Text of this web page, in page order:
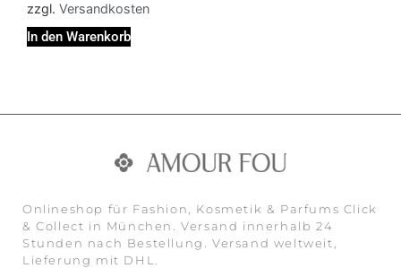
zzgl. Versandkosten
In den Warenkorb
Onlineshop für Fashion, Kosmetik & Parfums Click
& Collect in München. Versand innerhalb 24
Stunden nach Bestellung. Versand weltweit,
Lieferung mit DHL.